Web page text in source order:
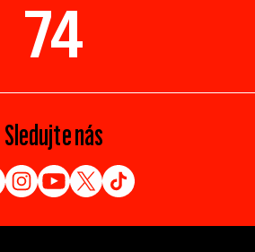
74
Sledujte nás